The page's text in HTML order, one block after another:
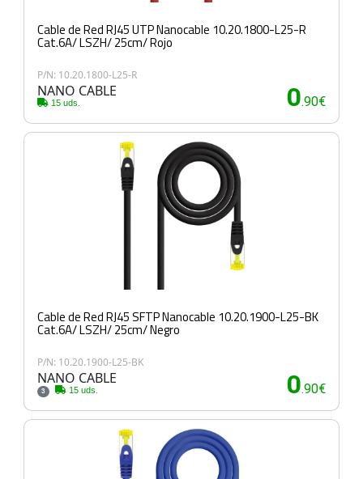
Cable de Red RJ45 UTP Nanocable 10.20.1800-L25-R
Cat.6A/ LSZH/ 25cm/ Rojo
P/N: 10.20.1800-L25-R
NANO CABLE
15 uds. 0.90€
Cable de Red RJ45 SFTP Nanocable 10.20.1900-L25-BK
Cat.6A/ LSZH/ 25cm/ Negro
P/N: 10.20.1900-L25-BK
NANO CABLE
3 15 uds. 0.90€